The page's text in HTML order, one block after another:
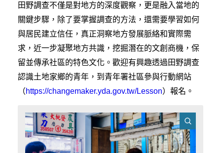
田野調查不僅是對地方的深度觀察，更是融入當地的
關鍵步驟，除了要掌握調查的方法，還需要學習如何
與居民建立信任，真正洞察地方發展脈絡和實際需
求，近一步凝聚地方共識，挖掘潛在的文創商機，保
留並傳承社區的特色文化。歡迎有興趣透過田野調查
認識土地家鄉的青年，到青年署社區參與行動網站
（https://changemaker.yda.gov.tw/Lesson）報名。